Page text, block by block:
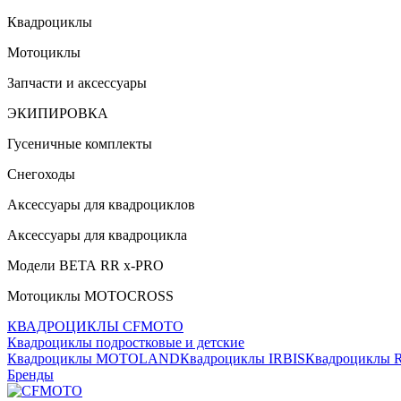
Квадроциклы
Мотоциклы
Запчасти и аксессуары
ЭКИПИРОВКА
Гусеничные комплекты
Снегоходы
Аксессуары для квадроциклов
Аксессуары для квадроцикла
Модели ВЕТА RR x-PRO
Мотоциклы MOTOCROSS
КВАДРОЦИКЛЫ CFMOTO
Квадроциклы подростковые и детские
Квадроциклы MOTOLANDКвадроциклы IRBISКвадроциклы
Бренды